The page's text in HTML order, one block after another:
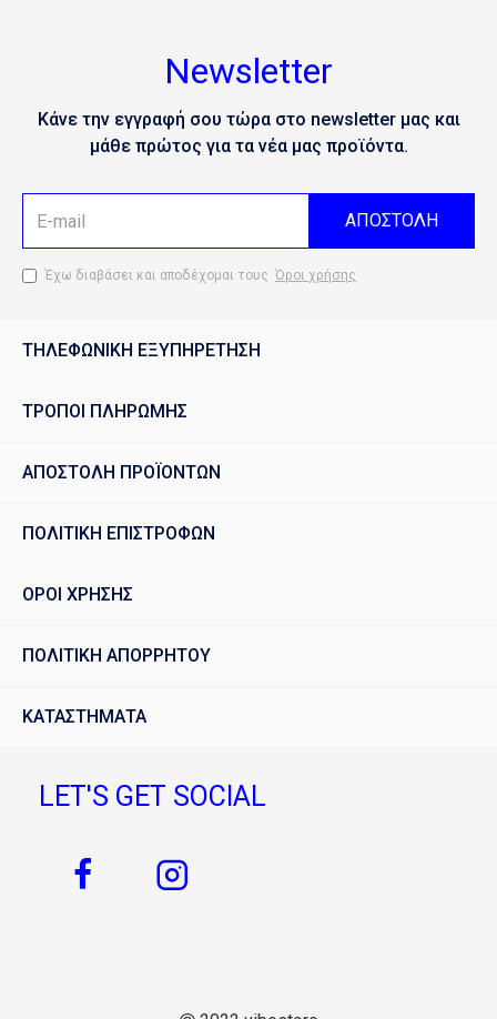
Newsletter
Κάνε την εγγραφή σου τώρα στο newsletter μας και
μάθε πρώτος για τα νέα μας προϊόντα.
ΑΠΟΣΤΟΛΗ
Έχω διαβάσει και αποδέχομαι τους Όροι χρήσης
ΤΗΛΕΦΩΝΙΚΗ ΕΞΥΠΗΡΕΤΗΣΗ
ΤΡΟΠΟΙ ΠΛΗΡΩΜΗΣ
ΑΠΟΣΤΟΛΗ ΠΡΟΪΟΝΤΩΝ
ΠΟΛΙΤΙΚΗ ΕΠΙΣΤΡΟΦΩΝ
ΟΡΟΙ ΧΡΗΣΗΣ
ΠΟΛΙΤΙΚΗ ΑΠΟΡΡΗΤΟΥ
ΚΑΤΑΣΤΗΜΑΤΑ
LET'S GET SOCIAL